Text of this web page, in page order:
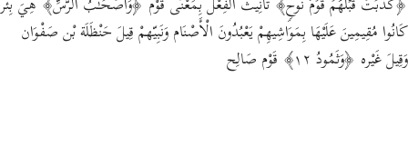
﴿كَذَّبَتۡ قَبۡلَهُمۡ قَوۡمُ نُوحࣲ﴾ تَأْنِيث الْفِعْل بِمَعْنَى قَوْم ﴿وَأَصۡحَـٰبُ ٱلرَّسِّ﴾ هِيَ بِئْر
كَانُوا مُقِيمِينَ عَلَيْهَا بِمَوَاشِيهِمْ يَعْبُدُونَ الْأَصْنَام وَنَبِيّهمْ قِيلَ حَنْظَلَة بْن صَفْوَان
وَقِيلَ غَيْره ﴿وَثَمُودُ ١٢﴾ قَوْم صَالِح